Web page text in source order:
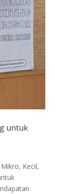
untuk
Kecil,